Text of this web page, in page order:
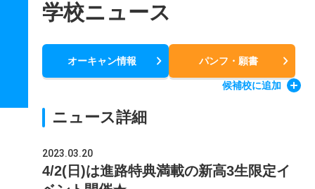
学校ニュース
オーキャン情報 パンフ・願書
候補校に追加
ニュース詳細
2023.03.20
4/2(日)は進路特典満載の新高3生限定イ